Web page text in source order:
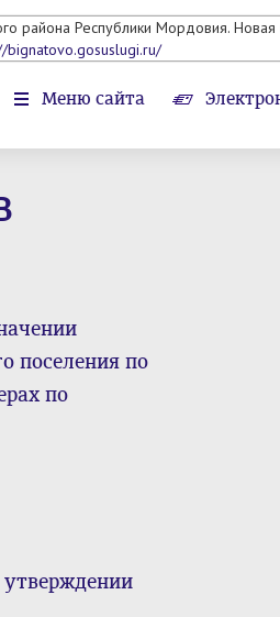
района Республики Мордовия.
bignatovo.gosuslugi.ru/
Меню сайта
поселения по
по